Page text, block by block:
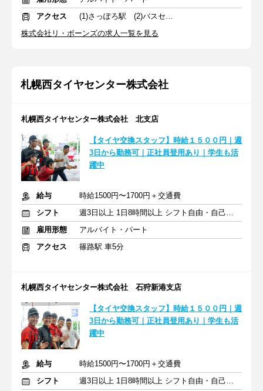
アクセス
(1)さっぽろ駅 (2)バスセンター前駅
株式会社リ・ボーンズの求人一覧を見る
札幌西タイヤセンター株式会社
札幌西タイヤセンター株式会社 北支店
【タイヤ交換スタッフ】時給１５００円｜週
3日から勤務可｜正社員登用あり｜学生も活
躍中
給与
時給1500円〜1700円＋交通費
シフト
週3日以上 1日8時間以上 シフト自由・自己申告
雇用形態
アルバイト・パート
アクセス
篠路駅 車5分
札幌西タイヤセンター株式会社 石狩新港支店
【タイヤ交換スタッフ】時給１５００円｜週
3日から勤務可｜正社員登用あり｜学生も活
躍中
給与
時給1500円〜1700円＋交通費
シフト
週3日以上 1日8時間以上 シフト自由・自己申告